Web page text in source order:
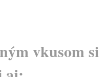
vkusom si